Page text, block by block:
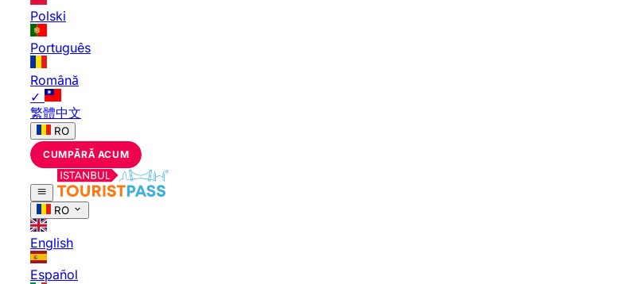
Polski
Português
Română
✓
繁體中文
RO
CUMPĂRĂ ACUM
RO
English
Español